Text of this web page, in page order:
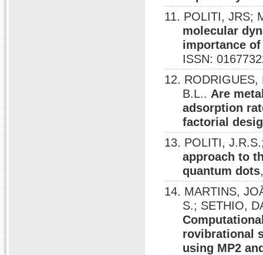
11. POLITI, JRS;
molecular
importance
ISSN:
12.
B.L.. Are
adsorption
factorial
13. POLITI,
approach to
quantum dots
14. MARTINS,
S.; SETHIO,
rovibrational
using MP2